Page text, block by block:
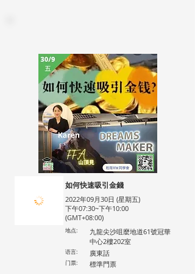
如何快速吸引金錢
2022年09月30日 (星期五)
下午07:30~下午10:00
(GMT+08:00)
地点:
九龍尖沙咀麼地道61號冠華
中心2樓202室
语言: 廣東話
门票: 標準門票